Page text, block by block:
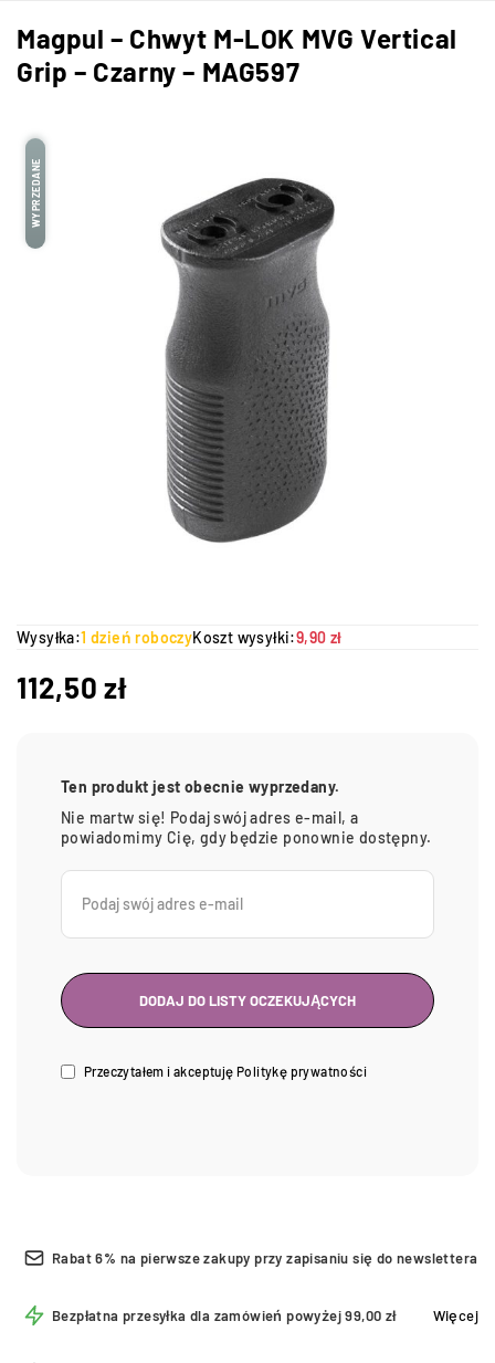
Magpul – Chwyt M-LOK MVG Vertical
Grip – Czarny – MAG597
WYPRZEDANE
Wysyłka:1 dzień roboczyKoszt wysyłki:9,90 zł
112,50zł
Ten produkt jest obecnie wyprzedany.
Nie martw się! Podaj swój adres e-mail, a
powiadomimy Cię, gdy będzie ponownie dostępny.
Przeczytałem i akceptuję Politykę prywatności
Rabat 6% na pierwsze zakupy przy zapisaniu się do newslettera
Bezpłatna przesyłka dla zamówień powyżej 99,00 zł Więcej